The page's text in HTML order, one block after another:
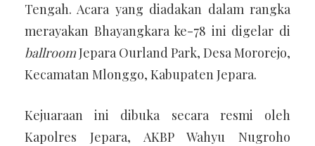
Tengah. Acara yang diadakan dalam rangka
merayakan Bhayangkara ke-78 ini digelar di
ballroomJepara Ourland Park, Desa Mororejo,
Kecamatan Mlonggo, Kabupaten Jepara.
Kejuaraan ini dibuka secara resmi oleh
Kapolres Jepara, AKBP Wahyu Nugroho